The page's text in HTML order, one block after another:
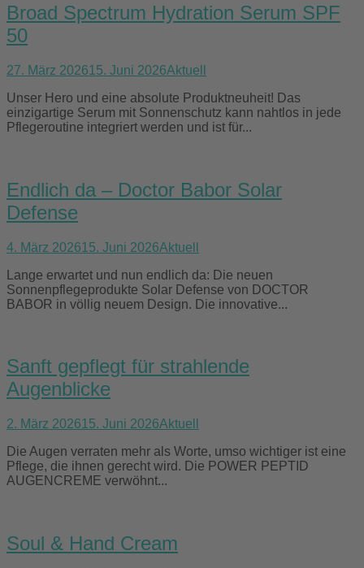
Broad Spectrum Hydration Serum SPF
50
27. März 202615. Juni 2026Aktuell
Unser Hero und eine absolute Produktneuheit! Das
einzigartige Serum mit Sonnenschutz kann nahtlos in jede
Pflegeroutine integriert werden und ist für...
Endlich da – Doctor Babor Solar
Defense
4. März 202615. Juni 2026Aktuell
Lange erwartet und nun endlich da: Die neuen
Sonnenpflegeprodukte Solar Defense von DOCTOR
BABOR in völlig neuem Design. Die innovative...
Sanft gepflegt für strahlende
Augenblicke
2. März 202615. Juni 2026Aktuell
Die Augen verraten mehr als Worte, umso wichtiger ist eine
Pflege, die ihnen gerecht wird. Die POWER PEPTID
AUGENCREME verwöhnt...
Soul & Hand Cream